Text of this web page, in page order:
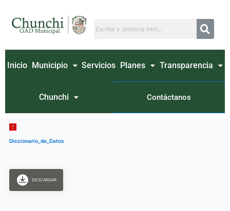
contenido
Inicio Municipio Servicios Planes Transparencia
Chunchi Contáctanos
Diccionario_de_Datos
DESCARGAR